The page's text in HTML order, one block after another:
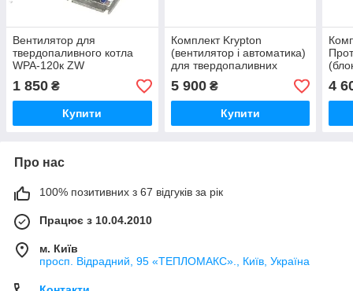
Вентилятор для
твердопаливного котла
WPA-120к ZW
1 850 ₴
Купити
Комплект Krypton
(вентилятор і автоматика)
для твердопаливних
котлів
5 900₴
Купити
4
Про нас
100% позитивних з 67 відгуків за рік
Працює з 10.04.2010
м. Київ
просп. Відрадний, 95 «ТЕПЛОМАКС»., Київ, Україна